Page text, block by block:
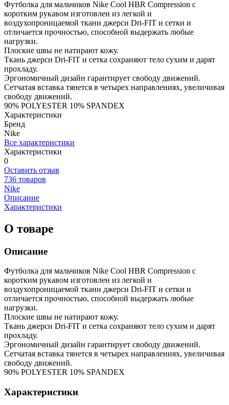
Футболка для мальчиков Nike Cool HBR Compression с
коротким рукавом изготовлен из легкой и
воздухопроницаемой ткани джерси Dri-FIT и сетки и
отличается прочностью, способной выдержать любые
нагрузки.
Плоские швы не натирают кожу.
Ткань джерси Dri-FIT и сетка сохраняют тело сухим и дарят
прохладу.
Эргономичный дизайн гарантирует свободу движений.
Сетчатая вставка тянется в четырех направлениях, увеличивая
свободу движений.
90% POLYESTER 10% SPANDEX
Характеристики
Бренд
Nike
Все характеристики
Характеристики
0
Оставить отзыв
736 товаров
Nike
Описание
Характеристики
О товаре
Описание
Футболка для мальчиков Nike Cool HBR Compression с
коротким рукавом изготовлен из легкой и
воздухопроницаемой ткани джерси Dri-FIT и сетки и
отличается прочностью, способной выдержать любые
нагрузки.
Плоские швы не натирают кожу.
Ткань джерси Dri-FIT и сетка сохраняют тело сухим и дарят
прохладу.
Эргономичный дизайн гарантирует свободу движений.
Сетчатая вставка тянется в четырех направлениях, увеличивая
свободу движений.
90% POLYESTER 10% SPANDEX
Характеристики